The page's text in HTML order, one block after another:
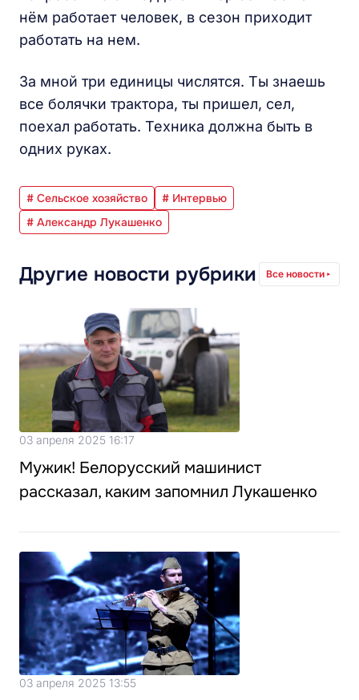
нём работает человек, в сезон приходит
работать на нем.
За мной три единицы числятся. Ты знаешь
все болячки трактора, ты пришел, сел,
поехал работать. Техника должна быть в
одних руках.
# Сельское хозяйство
# Интервью
# Александр Лукашенко
Другие новости рубрики Все новости
03 апреля 2025 16:17
Мужик! Белорусский машинист
рассказал, каким запомнил Лукашенко
03 апреля 2025 13:55